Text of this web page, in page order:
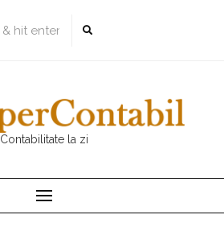
Contabilitate la zi